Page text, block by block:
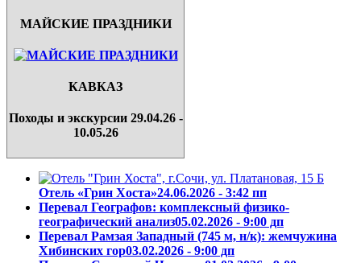
МАЙСКИЕ ПРАЗДНИКИ
КАВКАЗ
Походы и экскурсии 29.04.26 -
10.05.26
Отель «Грин Хоста»24.06.2026 - 3:42 пп
Перевал Географов: комплексный физико-
географический анализ05.02.2026 - 9:00 дп
Перевал Рамзая Западный (745 м, н/к): жемчужина
Хибинских гор03.02.2026 - 9:00 дп